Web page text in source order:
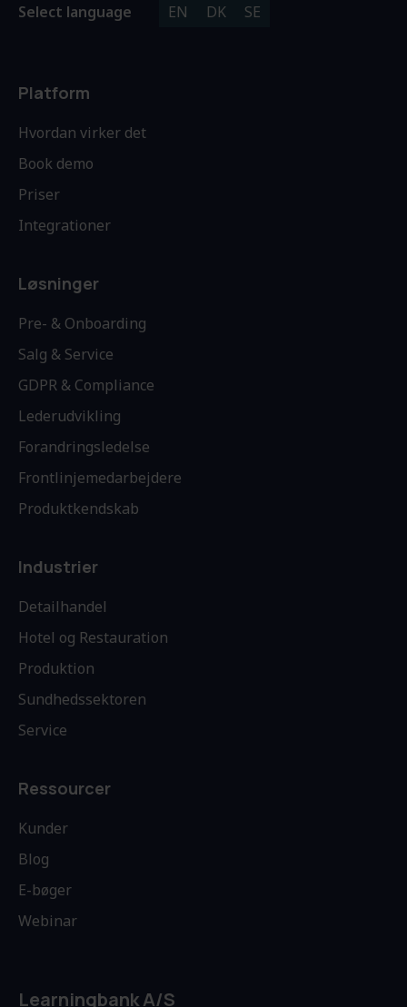
Select language EN DK SE
Platform
Hvordan virker det
Book demo
Priser
Integrationer
Løsninger
Pre- & Onboarding
Salg & Service
GDPR & Compliance
Lederudvikling
Forandringsledelse
Frontlinjemedarbejdere
Produktkendskab
Industrier
Detailhandel
Hotel og Restauration
Produktion
Sundhedssektoren
Service
Ressourcer
Kunder
Blog
E-bøger
Webinar
Learningbank A/S